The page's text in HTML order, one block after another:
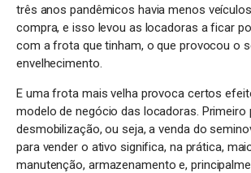
três anos pandêmicos havia menos
compra, e isso levou as locadoras a ficar
com a frota que tinham, o que provocou o
envelhecimento.
E uma frota mais velha provoca certos
modelo de negócio das locadoras. Primeiro
desmobilização, ou seja, a venda do
para vender o ativo significa, na prática,
manutenção, armazenamento e,